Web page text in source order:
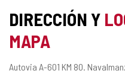
DIRECCIÓN Y
MAPA
Dirección
Autovia A-601 KM 80.